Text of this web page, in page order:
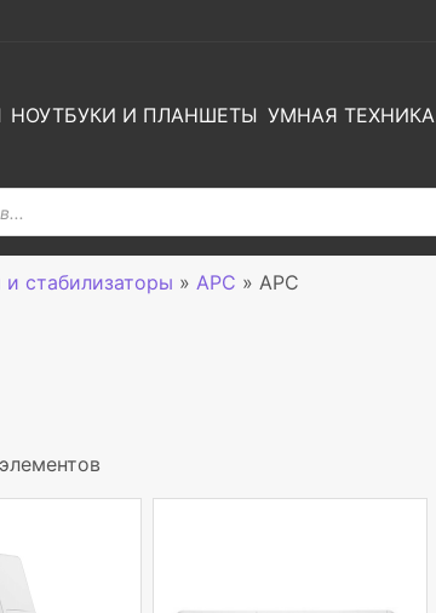
НОУТБУКИ И ПЛАНШЕТЫ УМНАЯ ТЕХНИКА
стабилизаторы » APC » APC